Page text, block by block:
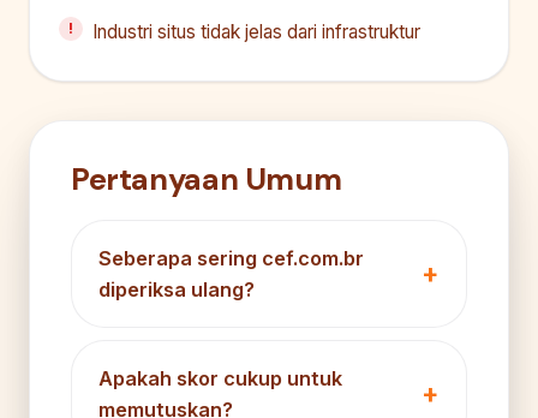
Industri situs tidak jelas dari infrastruktur
Pertanyaan Umum
Seberapa sering cef.com.br
diperiksa ulang?
Apakah skor cukup untuk
memutuskan?